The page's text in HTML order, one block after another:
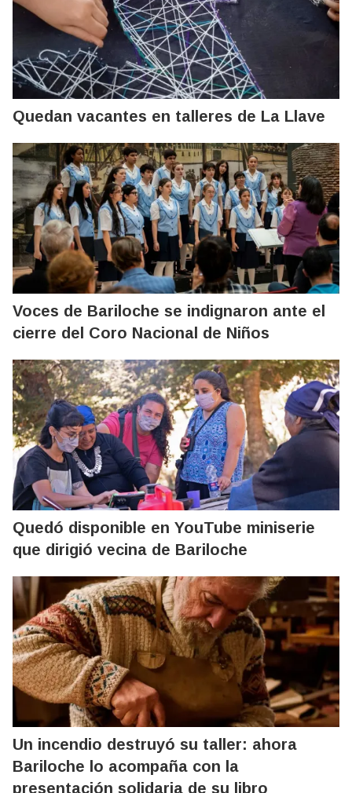
Quedan vacantes en talleres de La Llave
Voces de Bariloche se indignaron ante el
cierre del Coro Nacional de Niños
Quedó disponible en YouTube miniserie
que dirigió vecina de Bariloche
Un incendio destruyó su taller: ahora
Bariloche lo acompaña con la
presentación solidaria de su libro